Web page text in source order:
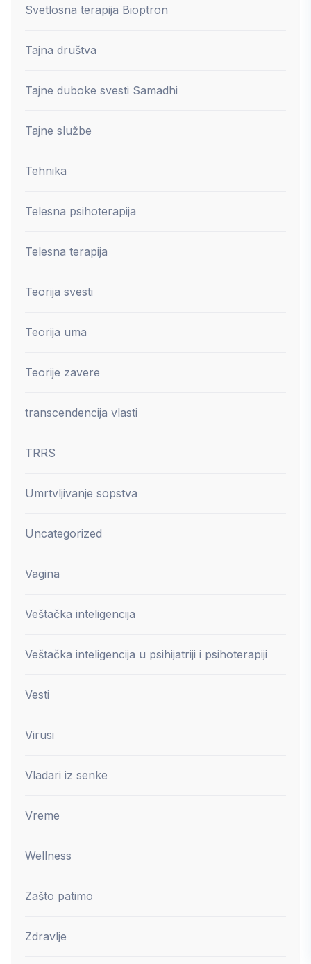
Svetlosna terapija Bioptron
Tajna društva
Tajne duboke svesti Samadhi
Tajne službe
Tehnika
Telesna psihoterapija
Telesna terapija
Teorija svesti
Teorija uma
Teorije zavere
transcendencija vlasti
TRRS
Umrtvljivanje sopstva
Uncategorized
Vagina
Veštačka inteligencija
Veštačka inteligencija u psihijatriji i psihoterapiji
Vesti
Virusi
Vladari iz senke
Vreme
Wellness
Zašto patimo
Zdravlje